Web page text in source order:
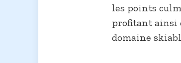
les points
profitant ainsi
domaine